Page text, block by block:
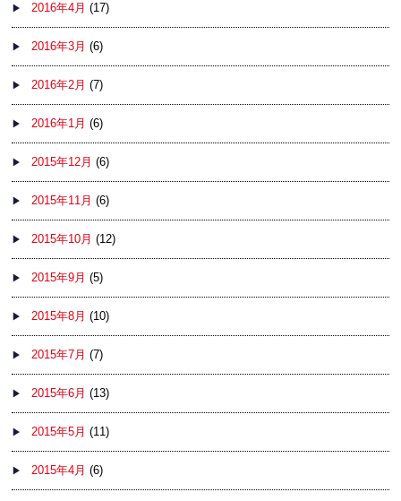
2016年4月 (17)
2016年3月 (6)
2016年2月 (7)
2016年1月 (6)
2015年12月 (6)
2015年11月 (6)
2015年10月 (12)
2015年9月 (5)
2015年8月 (10)
2015年7月 (7)
2015年6月 (13)
2015年5月 (11)
2015年4月 (6)